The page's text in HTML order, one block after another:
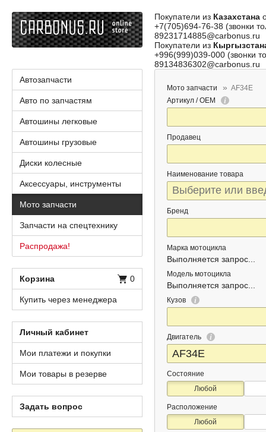
Покупатели из Казахстана
+7(705)694-76-38 (звонки
89231714885@carbonus.ru
Покупатели из
+996(999)039-000 (звонки
89134836302@carbonus.ru
Мото запчасти
AF34E
Артикул / OEM
Продавец
Наименование товара
Бренд
Марка мотоцикла
Выполняется запрос...
Модель мотоцикла
Выполняется запрос...
Кузов
Двигатель
Состояние
Любой
Расположение
Любой
Автозапчасти
Авто по запчастям
Автошины легковые
Автошины грузовые
Диски колесные
Аксессуары, инструменты
Мото запчасти
Запчасти на спецтехнику
Распродажа!
Корзина 0
Купить через менеджера
Личный кабинет
Мои платежи и покупки
Мои товары в резерве
Задать вопрос